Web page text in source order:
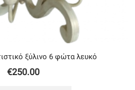
ξύλινο 6 φώτα λευκό
€250.00